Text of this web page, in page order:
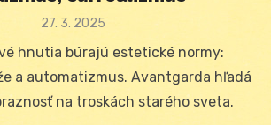
Posted
27. 3. 2025
hnutia búrajú estetické normy:
a automatizmus. Avantgarda hľadá
na troskách starého sveta.